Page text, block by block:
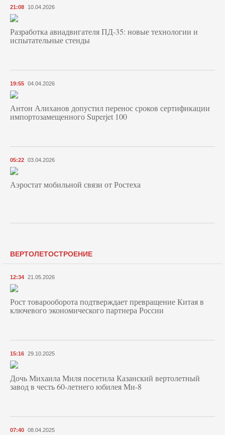
21:08 10.04.2026
Разработка авиадвигателя ПД-35: новые технологии и
испытательные стенды
19:55 04.04.2026
Антон Алиханов допустил перенос сроков сертификации
импортозамещенного Superjet 100
05:22 03.04.2026
Аэростат мобильной связи от Ростеха
ВЕРТОЛЕТОСТРОЕНИЕ
12:34 21.05.2026
Рост товарооборота подтверждает превращение Китая в
ключевого экономического партнера России
15:16 29.10.2025
Дочь Михаила Миля посетила Казанский вертолетный
завод в честь 60-летнего юбилея Ми-8
07:40 08.04.2025